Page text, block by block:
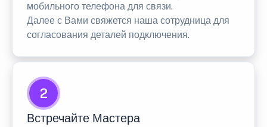
мобильного телефона для связи.
Далее с Вами свяжется наша сотрудница для
согласования деталей подключения.
2
Встречайте Мастера